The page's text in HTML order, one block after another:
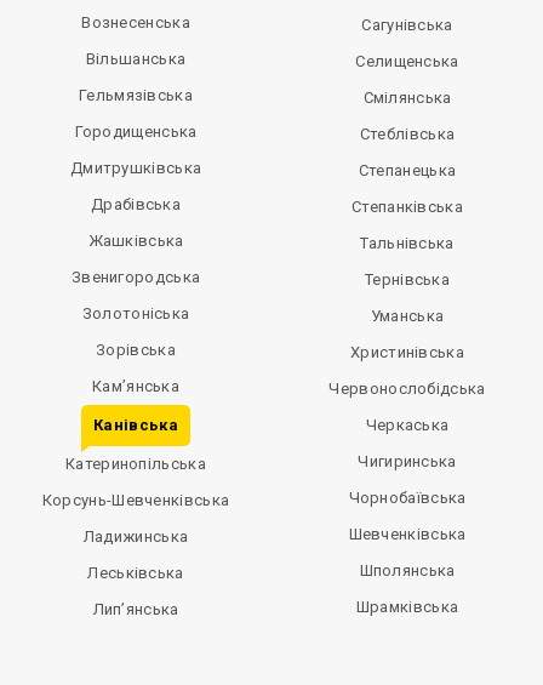
Вознесенська
Вільшанська
Гельмязівська
Городищенська
Дмитрушківська
Драбівська
Жашківська
Звенигородська
Золотоніська
Зорівська
Кам’янська
Канівська
Катеринопільська
Корсунь-Шевченківська
Ладижинська
Леськівська
Лип’янська
Сагунівська
Селищенська
Смілянська
Стеблівська
Степанецька
Степанківська
Тальнівська
Тернівська
Уманська
Христинівська
Червонослобідська
Черкаська
Чигиринська
Чорнобаївська
Шевченківська
Шполянська
Шрамківська